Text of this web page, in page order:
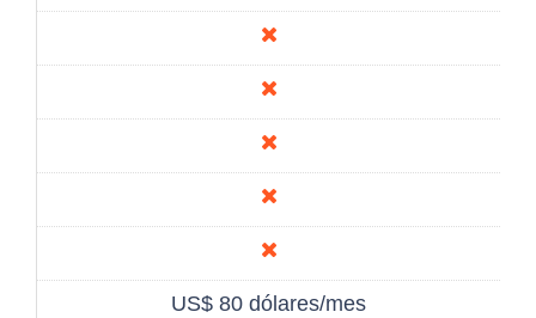
US$ 80 dólares/mes